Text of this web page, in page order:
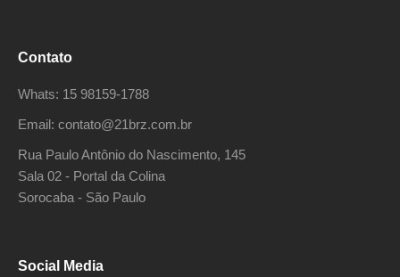
Contato
Whats: 15 98159-1788
Email: contato@21brz.com.br
Rua Paulo Antônio do Nascimento, 145
Sala 02 - Portal da Colina
Sorocaba - São Paulo
Social Media